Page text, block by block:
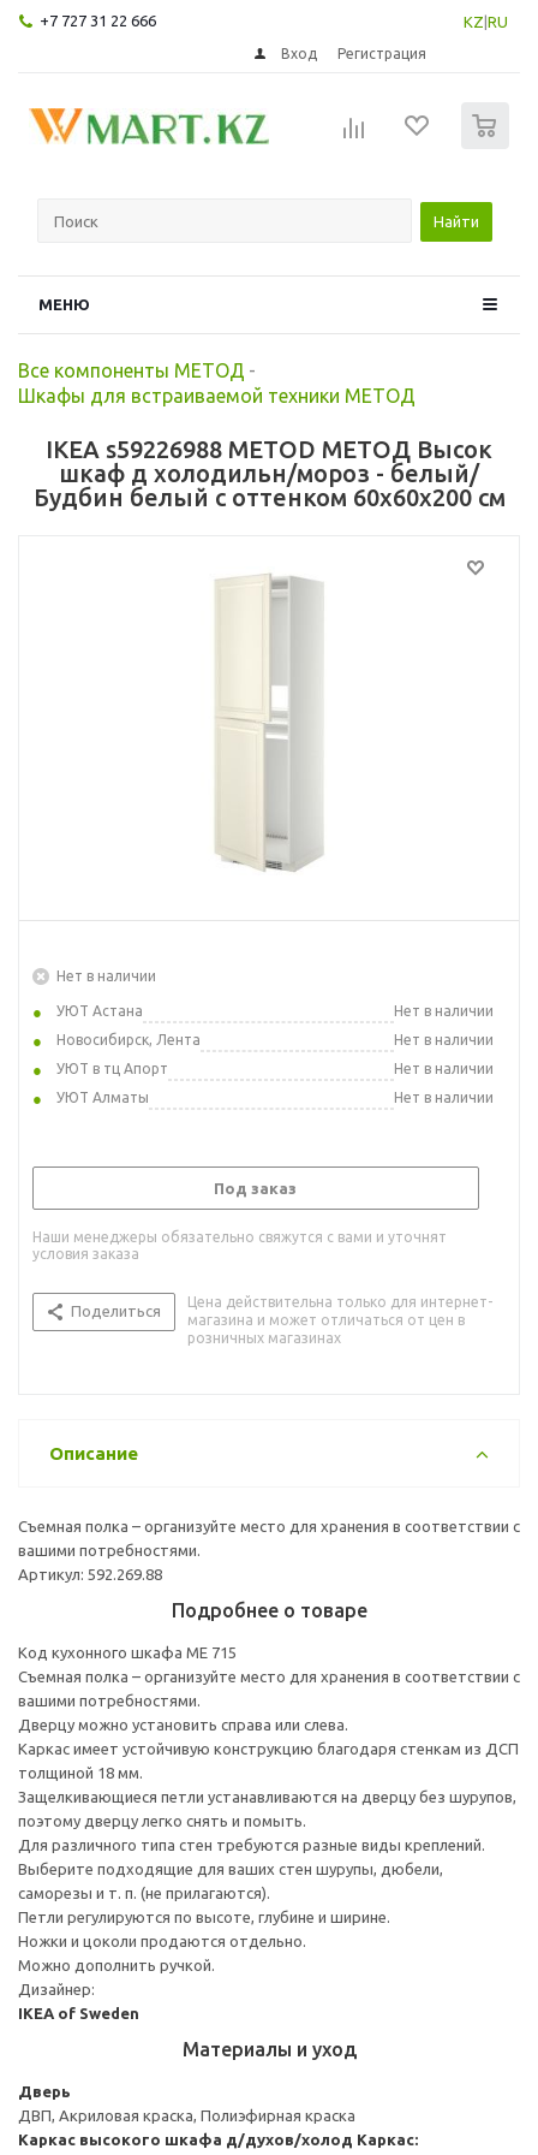
+7 727 31 22 666 KZ RU
Вход Регистрация
Найти
МЕНЮ
Все компоненты МЕТОД -
Шкафы для встраиваемой техники МЕТОД
IKEA s59226988 METOD МЕТОД Высок
шкаф д холодильн/мороз - белый/
Будбин белый с оттенком 60x60x200 см
Нет в наличии
УЮТ Астана
Нет в наличии
Новосибирск, Лента
Нет в наличии
УЮТ в тц Апорт
Нет в наличии
УЮТ Алматы
Нет в наличии
Под заказ
Наши менеджеры обязательно свяжутся с вами и уточнят
условия заказа
Поделиться
Цена действительна только для интернет-
магазина и может отличаться от цен в
розничных магазинах
Описание
Съемная полка – организуйте место для хранения в соответствии с
вашими потребностями.
Артикул: 592.269.88
Подробнее о товаре
Код кухонного шкафа ME 715
Съемная полка – организуйте место для хранения в соответствии с
вашими потребностями.
Дверцу можно установить справа или слева.
Каркас имеет устойчивую конструкцию благодаря стенкам из ДСП
толщиной 18 мм.
Защелкивающиеся петли устанавливаются на дверцу без шурупов,
поэтому дверцу легко снять и помыть.
Для различного типа стен требуются разные виды креплений.
Выберите подходящие для ваших стен шурупы, дюбели,
саморезы и т. п. (не прилагаются).
Петли регулируются по высоте, глубине и ширине.
Ножки и цоколи продаются отдельно.
Можно дополнить ручкой.
Дизайнер:
IKEA of Sweden
Материалы и уход
Дверь
ДВП, Акриловая краска, Полиэфирная краска
Каркас высокого шкафа д/духов/холод Каркас: